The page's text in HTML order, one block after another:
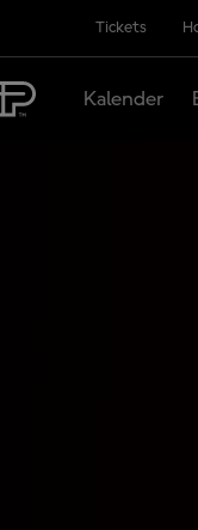
Tickets
Kalender